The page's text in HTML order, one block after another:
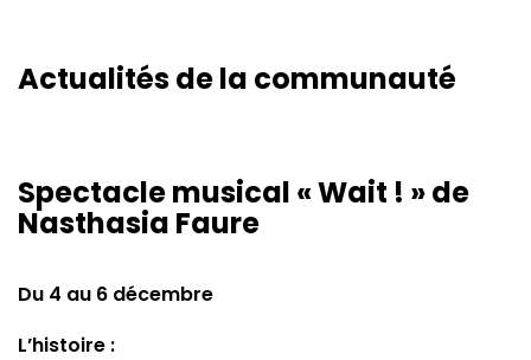
Actualités de la communauté
Spectacle musical « Wait ! » de
Nasthasia Faure
Du 4 au 6 décembre
L’histoire :